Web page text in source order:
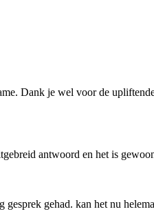
Dank je wel voor de
antwoord en het is
gehad. kan het nu